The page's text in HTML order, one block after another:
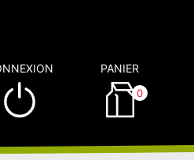
PANIER
0